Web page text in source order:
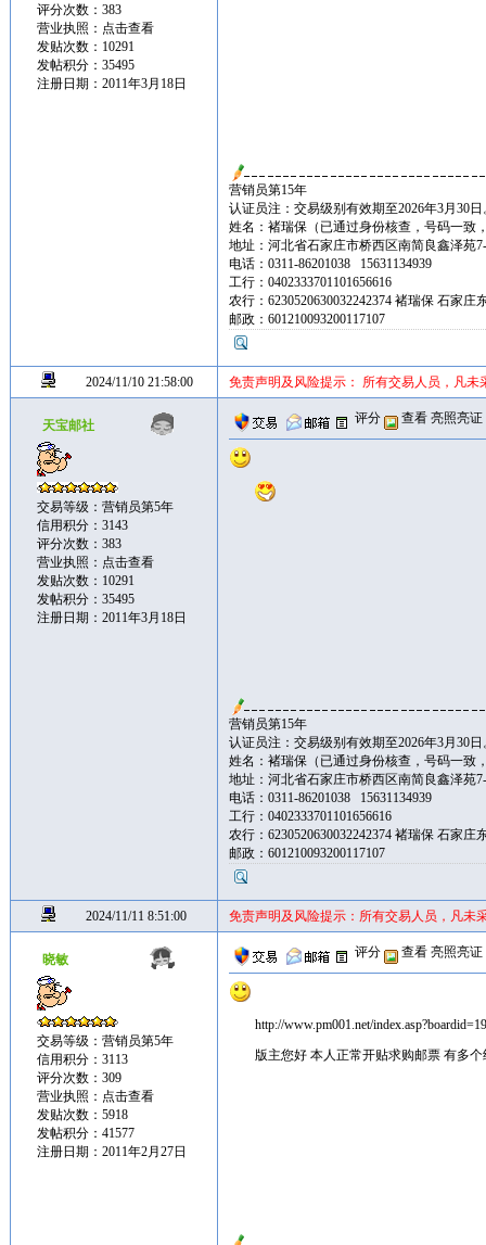
评分次数：383
营业执照： 点击查看
发贴次数：10291
发帖积分：35495
注册日期：2011年3月18日
营销员第15年
认证员注：交易级别有效期至2026年3月30日
姓名：褚瑞保（已通过身份核查，号码一致
地址：河北省石家庄市桥西区南简良鑫泽苑
电话：0311-86201038 15631134939
工行：0402333701101656616
农行：6230520630032242374 褚瑞保 石家庄
邮政：601210093200117107
2024/11/10 21:58:00 免责声明及风险提示： 所有交易人员，凡
天宝邮社
交易等级：营销员第5年
信用积分：3143
评分次数：383
营业执照： 点击查看
发贴次数：10291
发帖积分：35495
注册日期：2011年3月18日
评分 查看 亮照亮证
营销员第15年
认证员注：交易级别有效期至2026年3月30日
姓名：褚瑞保（已通过身份核查，号码一致
地址：河北省石家庄市桥西区南简良鑫泽苑
电话：0311-86201038 15631134939
工行：0402333701101656616
农行：6230520630032242374 褚瑞保 石家庄
邮政：601210093200117107
2024/11/11 8:51:00 免责声明及风险提示：所有交易人员，凡未
晓敏
交易等级：营销员第5年
信用积分：3113
评分次数：309
营业执照： 点击查看
发贴次数：5918
发帖积分：41577
注册日期：2011年2月27日
评分 查看 亮照亮证
http://www.pm001.net/
版主您好 本人正常开贴求购邮票 有多